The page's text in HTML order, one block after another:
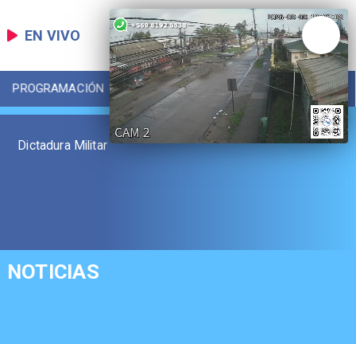
EN VIVO
PROGRAMACIÓN LOCAL DEPORTES
Dictadura Militar
NOTICIAS